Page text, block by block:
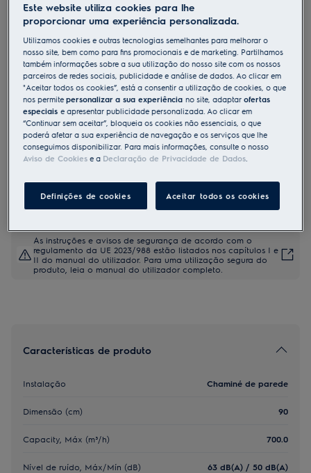
LFV619W
Chaminé de parede Série 700
Breeze de 90 cm
Ficha de informação do produto
Benefícios
Extração silenciosa de odores para manter o ar da cozinha fresco
após cozinhar.
A função Breeze refresca silenciosamente o ar depois de terminar de
cozinhar.
Hob2Hood® ajusta o exaustor com base nas configurações da
As instruções e avisos de segurança de acordo com o
regulamento da UE 2023/988 estão listados nos capítulos I e
II do manual do utilizador. Para uma utilização segura do
produto, leia o manual do utilizador completo.
Características de produto
Instalação Chaminé de parede
Dimensão (cm) 90
Capacity, Máx (m³/h) 700.0
Nível de ruído, Máx/Mín (dB) 63 dB(A) / 50 dB(A)
Este website utiliza cookies para lhe
proporcionar uma experiência personalizada.
Utilizamos cookies e outras tecnologias semelhantes para melhorar o
nosso site, bem como para fins promocionais e de marketing. Partilhamos
também informações sobre a sua utilização do nosso site com os nossos
parceiros de redes sociais, publicidade e análise de dados. Ao clicar em
"Aceitar todos os cookies”, está a consentir a utilização de cookies, o que
nos permitepersonalizar a sua experiênciano site, adaptarofertas
especiaise apresentar publicidade personalizada. Ao clicar em
“Continuar sem aceitar”, bloqueia os cookies não essenciais, o que
poderá afetar a sua experiência de navegação e os serviços que lhe
conseguimos disponibilizar. Para mais informações, consulte o nosso
Aviso de Cookies e a Declaração de Privacidade de Dados.
Definições de cookies Aceitar todos os cookies